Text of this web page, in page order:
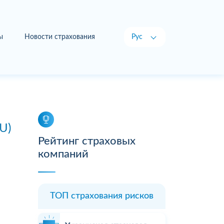
Новости страхования Рус
Рейтинг страховых
компаний
ТОП страхования рисков